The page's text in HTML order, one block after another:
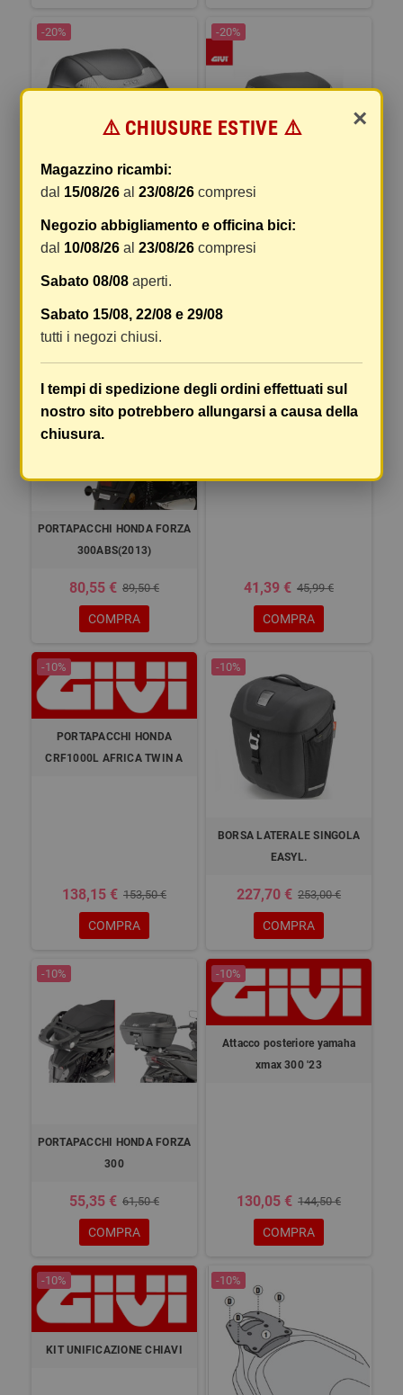
-20%
BAULETTO E340NT2 NERO
CATARIFRANG TRASPARENTE
VER.
93,60 € 117,00 €
COMPRA
-20%
Bauletto e455 simply iv tech
45 lt.
-10%
PORTAPACCHI HONDA FORZA
300ABS(2013)
80,55 € 89,50 €
COMPRA
-10%
41,39 € 45,99 €
COMPRA
-10%
PORTAPACCHI HONDA
CRF1000L AFRICA TWIN A
138,15 € 153,50 €
COMPRA
-10%
BORSA LATERALE SINGOLA
EASYL.
227,70 € 253,00 €
COMPRA
-10%
PORTAPACCHI HONDA FORZA
300
55,35 € 61,50 €
COMPRA
-10%
Attacco posteriore yamaha
xmax 300 '23
130,05 € 144,50 €
COMPRA
-10%
KIT UNIFICAZIONE CHIAVI
-10%
×
⚠️ CHIUSURE ESTIVE ⚠️
Magazzino ricambi:
dal 15/08/26 al23/08/26 compresi
Negozio abbigliamento e officina bici:
dal 10/08/26 al23/08/26 compresi
Sabato 08/08 aperti.
Sabato 15/08, 22/08 e 29/08
tutti i negozi chiusi.
I tempi di spedizione degli ordini effettuati sul
nostro sito potrebbero allungarsi a causa della
chiusura.